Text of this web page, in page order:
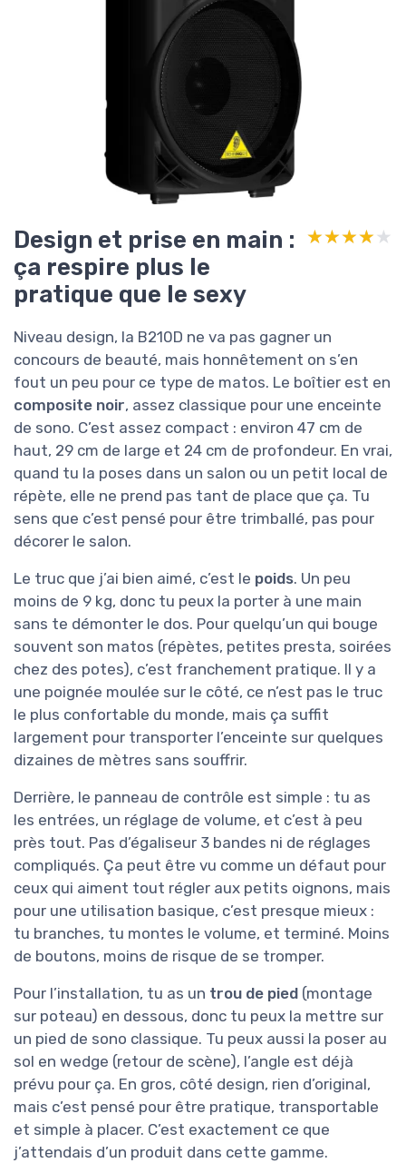
Design et prise en main :
ça respire plus le
pratique que le sexy
★★★★★
★★★★★
Niveau design, la B210D ne va pas gagner un
concours de beauté, mais honnêtement on s’en
fout un peu pour ce type de matos. Le boîtier est en
composite noir, assez classique pour une enceinte
de sono. C’est assez compact : environ 47 cm de
haut, 29 cm de large et 24 cm de profondeur. En vrai,
quand tu la poses dans un salon ou un petit local de
répète, elle ne prend pas tant de place que ça. Tu
sens que c’est pensé pour être trimballé, pas pour
décorer le salon.
Le truc que j’ai bien aimé, c’est le poids. Un peu
moins de 9 kg, donc tu peux la porter à une main
sans te démonter le dos. Pour quelqu’un qui bouge
souvent son matos (répètes, petites presta, soirées
chez des potes), c’est franchement pratique. Il y a
une poignée moulée sur le côté, ce n’est pas le truc
le plus confortable du monde, mais ça suffit
largement pour transporter l’enceinte sur quelques
dizaines de mètres sans souffrir.
Derrière, le panneau de contrôle est simple : tu as
les entrées, un réglage de volume, et c’est à peu
près tout. Pas d’égaliseur 3 bandes ni de réglages
compliqués. Ça peut être vu comme un défaut pour
ceux qui aiment tout régler aux petits oignons, mais
pour une utilisation basique, c’est presque mieux :
tu branches, tu montes le volume, et terminé. Moins
de boutons, moins de risque de se tromper.
Pour l’installation, tu as un trou de pied (montage
sur poteau) en dessous, donc tu peux la mettre sur
un pied de sono classique. Tu peux aussi la poser au
sol en wedge (retour de scène), l’angle est déjà
prévu pour ça. En gros, côté design, rien d’original,
mais c’est pensé pour être pratique, transportable
et simple à placer. C’est exactement ce que
j’attendais d’un produit dans cette gamme.